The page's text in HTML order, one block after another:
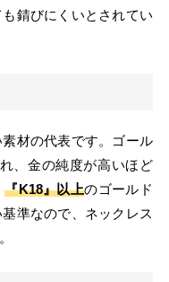
錆びにくいとされてい
材の代表です。ゴール
、金の純度が高いほど
『K18』以上のゴールド
準なので、ネックレス